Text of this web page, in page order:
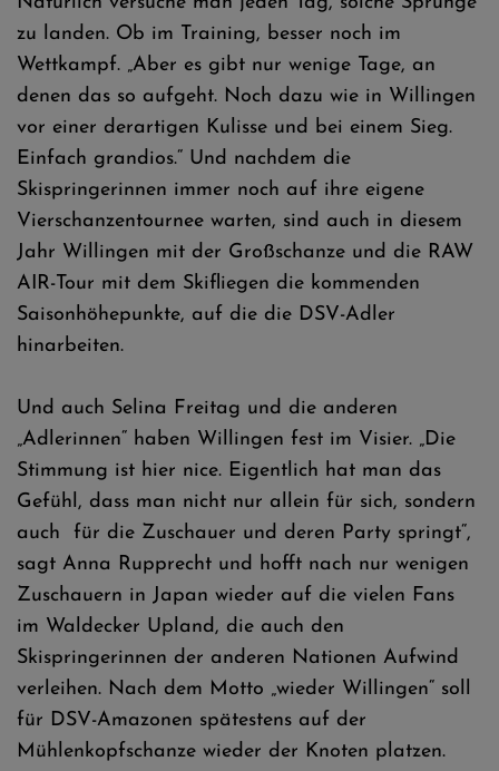
zu landen. Ob im Training, besser noch im
Wettkampf. „Aber es gibt nur wenige Tage, an
denen das so aufgeht. Noch dazu wie in Willingen
vor einer derartigen Kulisse und bei einem Sieg.
Einfach grandios.“ Und nachdem die
Skispringerinnen immer noch auf ihre eigene
Vierschanzentournee warten, sind auch in diesem
Jahr Willingen mit der Großschanze und die RAW
AIR-Tour mit dem Skifliegen die kommenden
Saisonhöhepunkte, auf die die DSV-Adler
hinarbeiten.
Und auch Selina Freitag und die anderen
„Adlerinnen“ haben Willingen fest im Visier. „Die
Stimmung ist hier nice. Eigentlich hat man das
Gefühl, dass man nicht nur allein für sich, sondern
auch für die Zuschauer und deren Party springt“,
sagt Anna Rupprecht und hofft nach nur wenigen
Zuschauern in Japan wieder auf die vielen Fans
im Waldecker Upland, die auch den
Skispringerinnen der anderen Nationen Aufwind
verleihen. Nach dem Motto „wieder Willingen“ soll
für DSV-Amazonen spätestens auf der
Mühlenkopfschanze wieder der Knoten platzen.